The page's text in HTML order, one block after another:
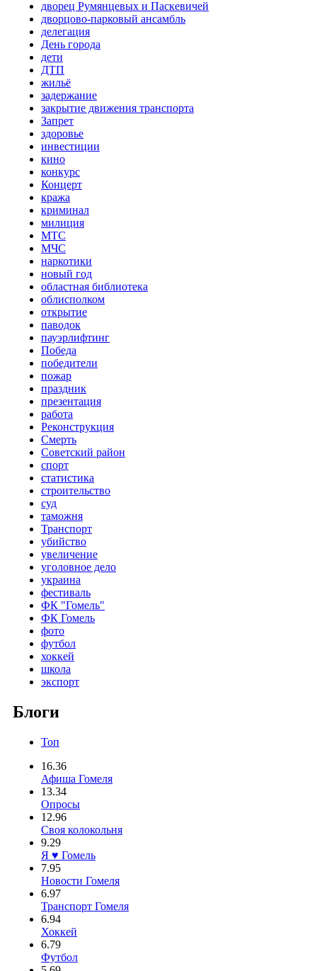
дворец Румянцевых и Паскевичей
дворцово-парковый ансамбль
делегация
День города
дети
ДТП
жильё
задержание
закрытие движения транспорта
Запрет
здоровье
инвестиции
кино
конкурс
Концерт
кража
криминал
милиция
МТС
МЧС
наркотики
новый год
областная библиотека
облисполком
открытие
паводок
пауэрлифтинг
Победа
победители
пожар
праздник
презентация
работа
Реконструкция
Смерть
Советский район
спорт
статистика
строительство
суд
таможня
Транспорт
убийство
увеличение
уголовное дело
украина
фестиваль
ФК "Гомель"
ФК Гомель
фото
футбол
хоккей
школа
экспорт
Блоги
Топ
16.36
Афиша Гомеля
13.34
Опросы
12.96
Своя колокольня
9.29
Я ♥ Гомель
7.95
Новости Гомеля
6.97
Транспорт Гомеля
6.94
Хоккей
6.79
Футбол